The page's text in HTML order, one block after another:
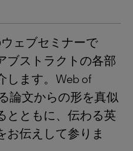
ェブセミナーで
ブストラクトの各部
します。Web of
論文からの形を真似
とともに、伝わる英
お伝えして参りま